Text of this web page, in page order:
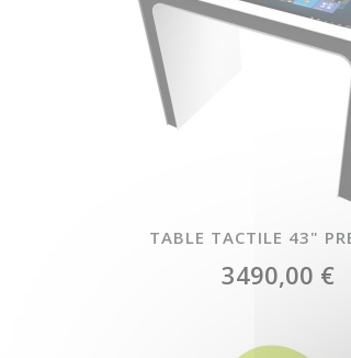
TABLE TACTILE 43"
3490,00 €